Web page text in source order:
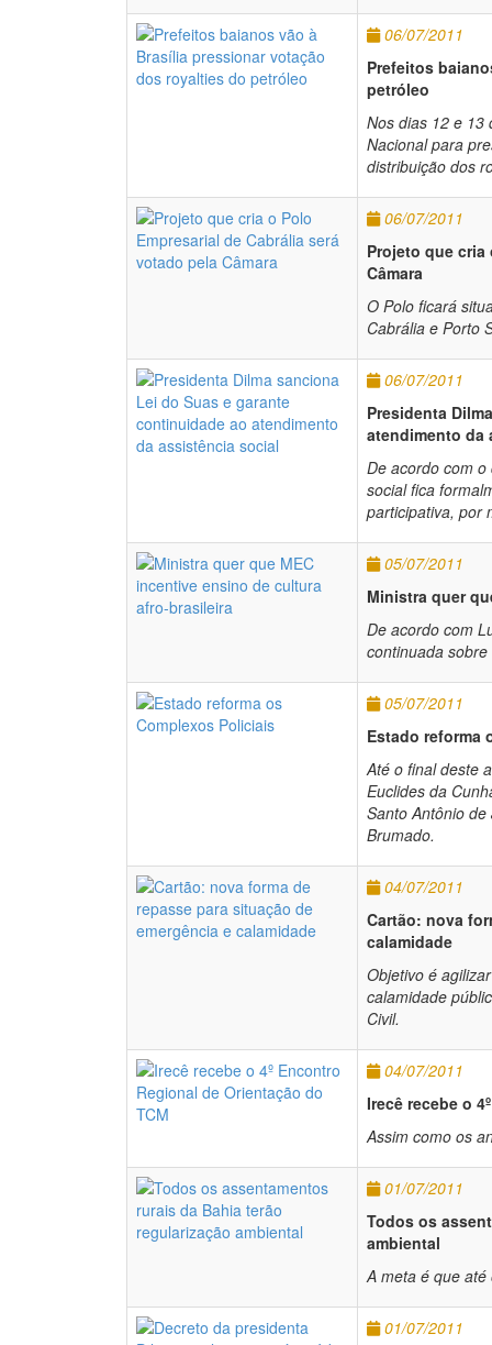
06/07/2011
Prefeitos
petróleo
Nos dias 12 e 13
Nacional para
distribuição dos
06/07/2011
Projeto que cria
Câmara
O Polo ficará
Cabrália e Porto
06/07/2011
Presidenta
atendimento da
De acordo com
social fica
participativa, por
05/07/2011
Ministra quer
De acordo com
continuada
05/07/2011
Estado reforma
Até o final deste
Euclides da
Santo Antônio
Brumado.
04/07/2011
Cartão: nova
calamidade
Objetivo é
calamidade
Civil.
04/07/2011
Irecê recebe o
Assim como os
01/07/2011
Todos os
ambiental
A meta é que
01/07/2011